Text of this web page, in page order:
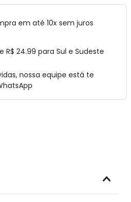
em até 10x sem juros
R$ 24.99 para Sul e Sudeste
nossa equipe está te